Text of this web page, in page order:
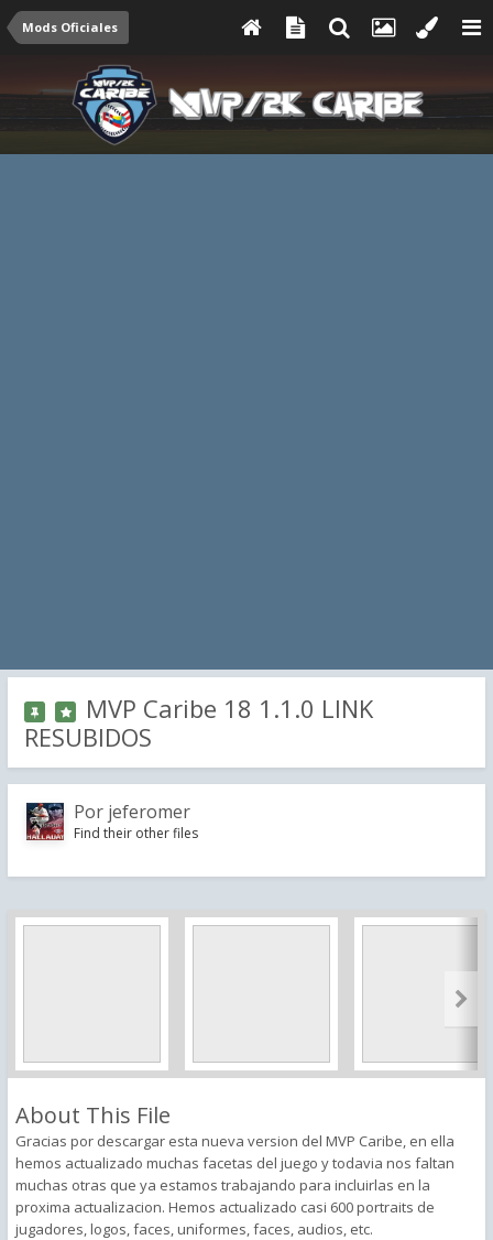
Mods Oficiales
MVP Caribe 18 1.1.0 LINK
RESUBIDOS
Por jeferomer
Find their other files
About This File
Gracias por descargar esta nueva version del MVP Caribe, en ella
hemos actualizado muchas facetas del juego y todavia nos faltan
muchas otras que ya estamos trabajando para incluirlas en la
proxima actualizacion. Hemos actualizado casi 600 portraits de
jugadores, logos, faces, uniformes, faces, audios, etc.